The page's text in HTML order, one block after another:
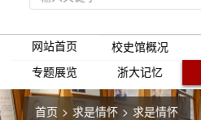
网站首页 校史馆概况
专题展览 浙大记忆
首页 求是情怀 求是情怀